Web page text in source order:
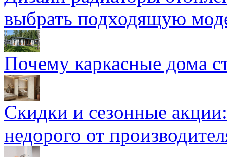
выбрать подходящую
Почему каркасные дома
Скидки и сезонные
недорого от